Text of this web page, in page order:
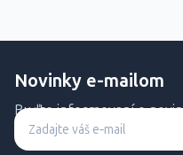
Novinky e-mailom
Buďte informovaní o